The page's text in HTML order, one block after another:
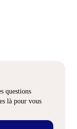
questions
là pour vous